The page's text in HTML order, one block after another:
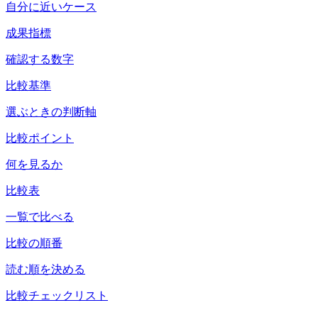
自分に近いケース
成果指標
確認する数字
比較基準
選ぶときの判断軸
比較ポイント
何を見るか
比較表
一覧で比べる
比較の順番
読む順を決める
比較チェックリスト